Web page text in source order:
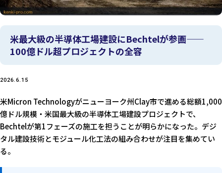
米最大級の半導体工場建設にBechtelが参画——
100億ドル超プロジェクトの全容
2026.6.15
米Micron Technologyがニューヨーク州Clay市で進める総額1,000
億ドル規模・米国最大級の半導体工場建設プロジェクトで、
Bechtelが第1フェーズの施工を担うことが明らかになった。デジ
タル建設技術とモジュール化工法の組み合わせが注目を集めてい
る。